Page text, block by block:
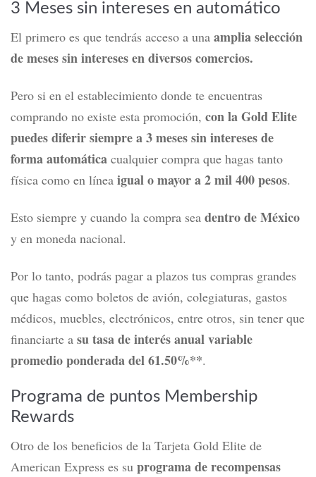
3 Meses sin intereses en automático
El primero es que tendrás acceso a una amplia selección
de meses sin intereses en diversos comercios.
Pero si en el establecimiento donde te encuentras
comprando no existe esta promoción, con la Gold Elite
puedes diferir siempre a 3 meses sin intereses de
forma automática cualquier compra que hagas tanto
física como en línea igual o mayor a 2 mil 400 pesos.
Esto siempre y cuando la compra sea dentro de México
y en moneda nacional.
Por lo tanto, podrás pagar a plazos tus compras grandes
que hagas como boletos de avión, colegiaturas, gastos
médicos, muebles, electrónicos, entre otros, sin tener que
financiarte a su tasa de interés anual variable
promedio ponderada del 61.50%**.
Programa de puntos Membership
Rewards
Otro de los beneficios de la Tarjeta Gold Elite de
American Express es su programa de recompensas